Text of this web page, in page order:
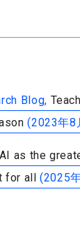
Blog,
(2023年8
AI as the
for all (2025